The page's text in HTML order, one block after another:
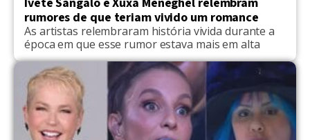
rumores de que teriam vivido um romance
As artistas relembraram história vivida durante a
época em que esse rumor estava mais em alta